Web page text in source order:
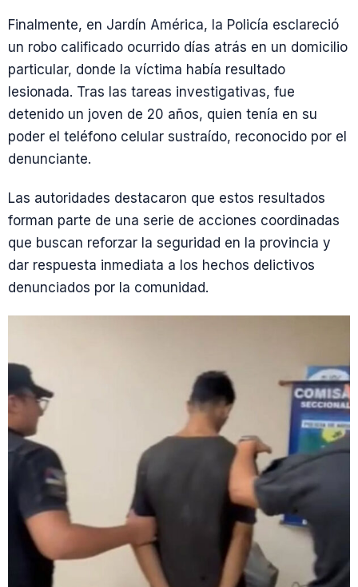
Finalmente, en Jardín América, la Policía esclareció
un robo calificado ocurrido días atrás en un domicilio
particular, donde la víctima había resultado
lesionada. Tras las tareas investigativas, fue
detenido un joven de 20 años, quien tenía en su
poder el teléfono celular sustraído, reconocido por el
denunciante.
Las autoridades destacaron que estos resultados
forman parte de una serie de acciones coordinadas
que buscan reforzar la seguridad en la provincia y
dar respuesta inmediata a los hechos delictivos
denunciados por la comunidad.